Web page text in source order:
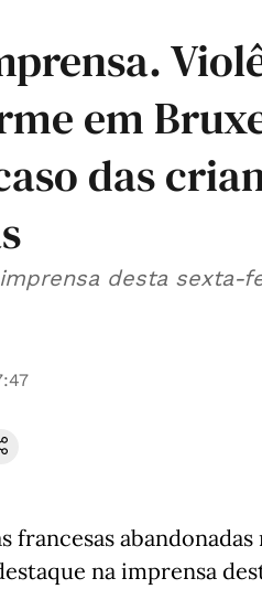
em
das
desta sexta-
francesas
na imprensa